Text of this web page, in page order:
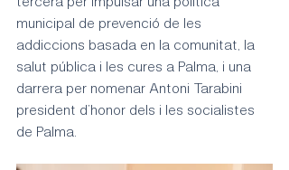
municipal de prevenció de les
addiccions basada en la comunitat, la
salut pública i les cures a Palma, i una
darrera per nomenar Antoni Tarabini
president d’honor dels i les socialistes
de Palma.